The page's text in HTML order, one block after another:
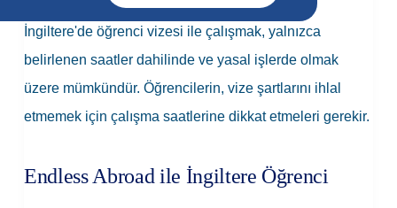
İngiltere'de öğrenci vizesi ile çalışmak, yalnızca
belirlenen saatler dahilinde ve yasal işlerde olmak
üzere mümkündür. Öğrencilerin, vize şartlarını ihlal
etmemek için çalışma saatlerine dikkat etmeleri gerekir.
Endless Abroad ile İngiltere Öğrenci